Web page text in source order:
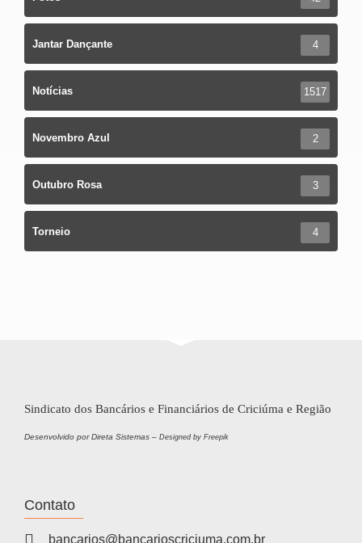
Jantar Dançante 4
Notícias 1517
Novembro Azul 2
Outubro Rosa 3
Torneio 4
Sindicato dos Bancários e Financiários de Criciúma e Região
Desenvolvido por Direta Sistemas – Designed by Freepik
Contato
bancarios@bancarioscriciuma.com.br